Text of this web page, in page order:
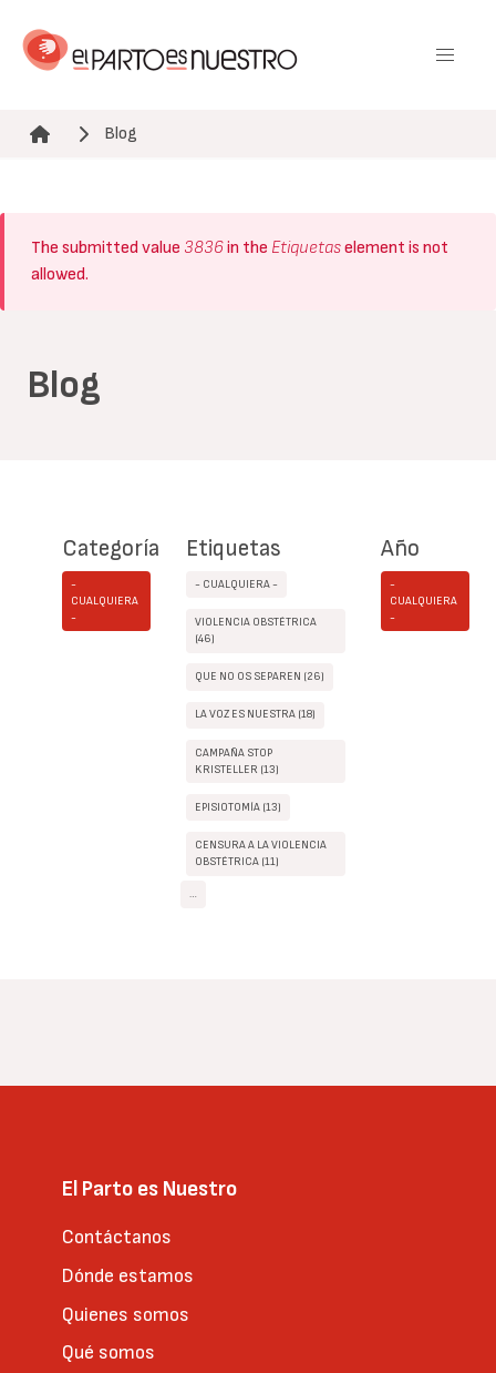
contenido
Ruta de navegación
Blog
Mensaje
de
The submitted value 3836in the Etiquetaselement is not
allowed.
Blog
Categoría
-
CUALQUIERA
-
Etiquetas
- CUALQUIERA -
VIOLENCIA OBSTÉTRICA
(46)
QUE NO OS SEPAREN (26)
LA VOZ ES NUESTRA (18)
CAMPAÑA STOP
KRISTELLER (13)
EPISIOTOMÍA (13)
CENSURA A LA VIOLENCIA
OBSTÉTRICA (11)
…
Año
-
CUALQUIERA
-
El Parto es Nuestro
Contáctanos
Dónde estamos
Quienes somos
Qué somos